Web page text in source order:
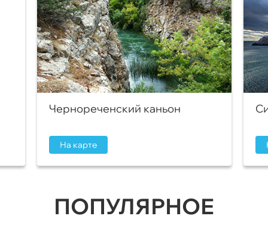
Чернореченский каньон
На карте
ПОПУЛЯРНОЕ